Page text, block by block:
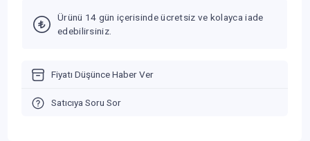
Ürünü 14 gün içerisinde ücretsiz ve kolayca iade
edebilirsiniz.
Fiyatı Düşünce Haber Ver
Satıcıya Soru Sor